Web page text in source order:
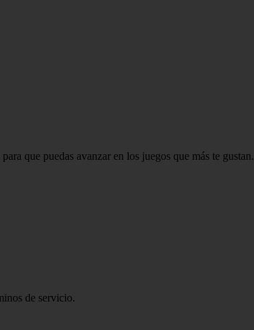
que puedas avanzar en los juegos que más te gustan.
de servicio.